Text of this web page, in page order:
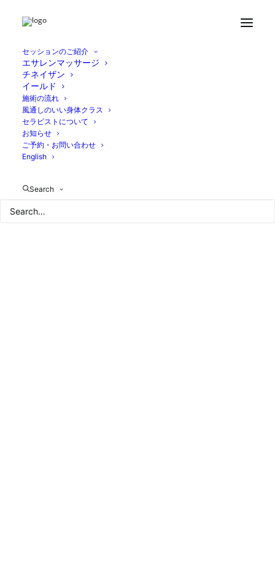
セッションのご紹介
エサレンマッサージ
チネイザン
イールド
施術の流れ
風通しのいい身体クラス
セラピストについて
お知らせ
ご予約・お問い合わせ
English
Search